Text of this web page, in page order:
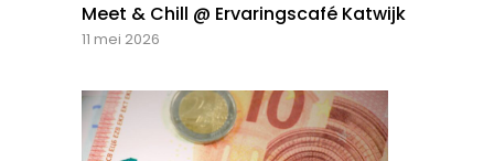
Meet & Chill @ Ervaringscafé Katwijk
11 mei 2026